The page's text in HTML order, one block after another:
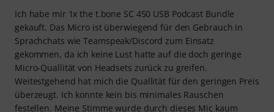
Ich habe mir 1x the t.bone SC 450 USB Podcast Bundle
gekauft. Das Micro ist überwiegend für den Gebrauch in
Sprachchats wie Teamspeak/Discord zum Einsatz
gekommen, da ich keine Lust hatte auf die doch geringe
Micro-Quallität von Headsets zurück zu greifen.
Weitestgehend hat mich die Quallität für den geringen Preis
überzeugt. Ich konnte kein bis minimales Rauschen
festellen. Meine Stimme wurde durch dieses Mic kaum